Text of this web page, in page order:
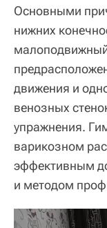
Основными
нижних
движения и
венозных
упражнения.
варикозном
эффективным
и методом